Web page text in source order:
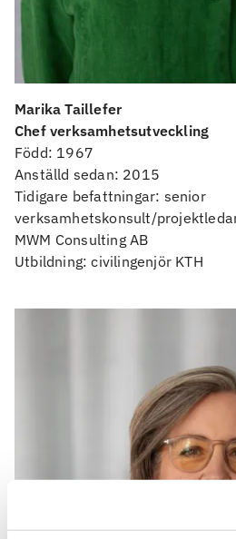
Marika Taillefer
Chef verksamhetsutveckling
Född: 1967
Anställd sedan: 2015
Tidigare befattningar: senior
verksamhetskonsult/
MWM Consulting AB
Utbildning: civilingenjör KTH